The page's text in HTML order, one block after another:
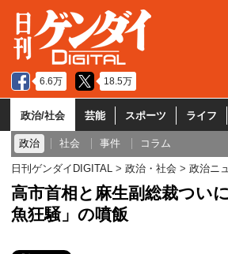
6.6万 18.5万
政治/社会 芸能 スポーツ ライフ
政治 社会 事件 コラム
日刊ゲンダイDIGITAL 政治・社会 政治ニ
高市首相と麻生副総裁つい
魚狂騒」の噴飯